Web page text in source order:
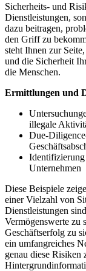
Sicherheits- und
Dienstleistungen,
dazu beitragen,
den Griff zu
steht Ihnen zur
und die Sicherheit
die Menschen.
Ermittlungen und
illegale
Due-
Unternehmen
Diese Beispiele
einer Vielzahl von
Dienstleistungen
Vermögenswerte zu
Geschäftserfolg zu
ein umfangreiches
genau diese Risiken